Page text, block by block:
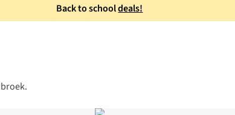
Back to schooldeals!